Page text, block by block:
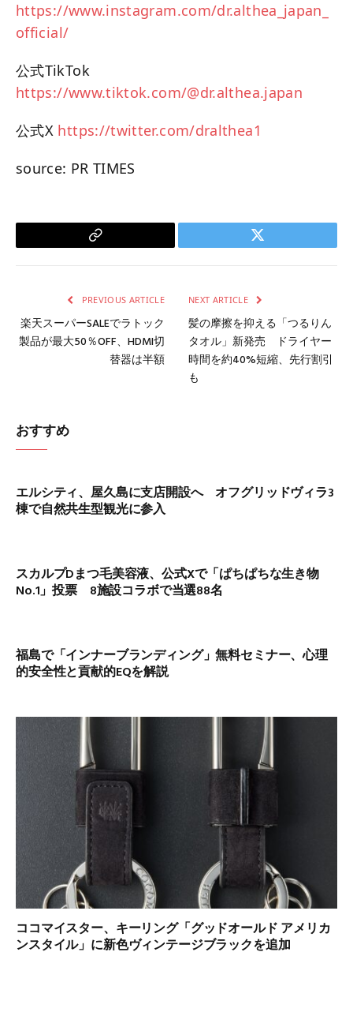
https://www.instagram.com/dr.althea_japan_
official/
公式TikTok
https://www.tiktok.com/@dr.althea.japan
公式X https://twitter.com/dralthea1
source: PR TIMES
Copy
Twitter
PREVIOUS ARTICLE
楽天スーパーSALEでラトック
製品が最大50％OFF、HDMI切
替器は半額
NEXT ARTICLE
髪の摩擦を抑える「つるりん
タオル」新発売 ドライヤー
時間を約40%短縮、先行割引
も
おすすめ
エルシティ、屋久島に支店開設へ オフグリッドヴィラ3
棟で自然共生型観光に参入
スカルプDまつ毛美容液、公式Xで「ぱちぱちな生き物
No.1」投票 8施設コラボで当選88名
福島で「インナーブランディング」無料セミナー、心理
的安全性と貢献的EQを解説
ココマイスター、キーリング「グッドオールド アメリカ
ンスタイル」に新色ヴィンテージブラックを追加